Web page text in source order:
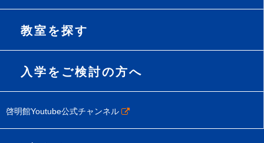
教室を探す
入学をご検討の方へ
啓明館Youtube公式チャンネル